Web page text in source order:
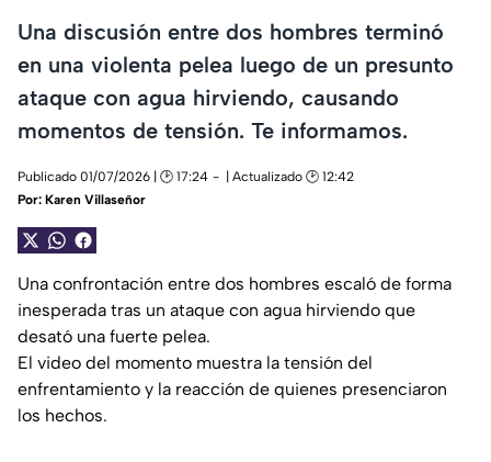
Una discusión entre dos hombres terminó
en una violenta pelea luego de un presunto
ataque con agua hirviendo, causando
momentos de tensión. Te informamos.
Publicado 01/07/2026 | 🕑 17:24
| Actualizado 🕑 12:42
Por: Karen Villaseñor
Una confrontación entre dos hombres escaló de forma
inesperada tras un ataque con agua hirviendo que
desató una fuerte pelea.
El video del momento muestra la tensión del
enfrentamiento y la reacción de quienes presenciaron
los hechos.